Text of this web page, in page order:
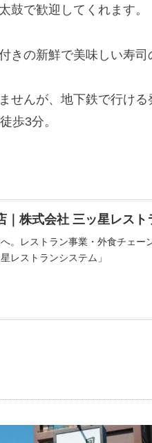
鼓で歓迎してくれます。
きの新鮮で美味しい寿司
んが、地下鉄で行ける
歩3分。
｜株式会社 三ッ星レスト
。レストラン事業・外食チェー
レストランシステム」